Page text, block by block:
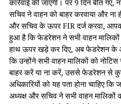
कार्रवाई की जाएगी। पर 9 दिन बीत
सचिव ने वाहन को बाहर करवाया और ना
और सचिव के ऊपर FIR दर्ज करवा,
हुआ है कि फेडरेशन ने सभी वाहन
हाथ ऊपर खड़े कर दिए, अब फेडरेशन के
कि उन्होंने सभी वाहन मालिकों को
बाहर करें या ना करें, उससे फेडरेशन से
अधिकारियों को यह पता होना चाहिए
अध्यक्ष और सचिव ने सभी वाहन मालिकों